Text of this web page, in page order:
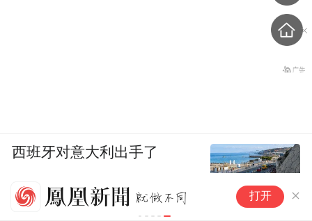
打开
西班牙对意大利出手了